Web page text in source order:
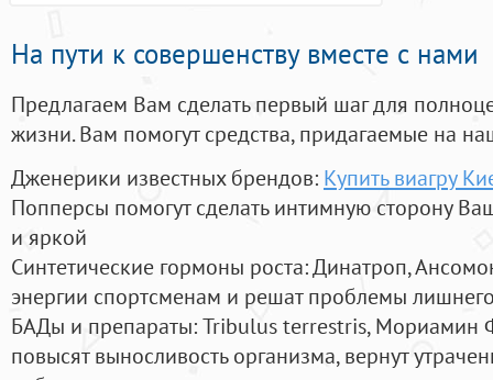
На пути к совершенству вместе с нами
Предлагаем Вам сделать первый шаг для
жизни. Вам помогут средства, придагаемые на
Дженерики известных брендов: Купить виагру
Попперсы помогут сделать интимную сторону
и яркой
Синтетические гормоны роста: Динатроп,
энергии спортсменам и решат проблемы
БАДы и препараты:Tribulus terrestris, Мориамин
повысят выносливость организма, вернут